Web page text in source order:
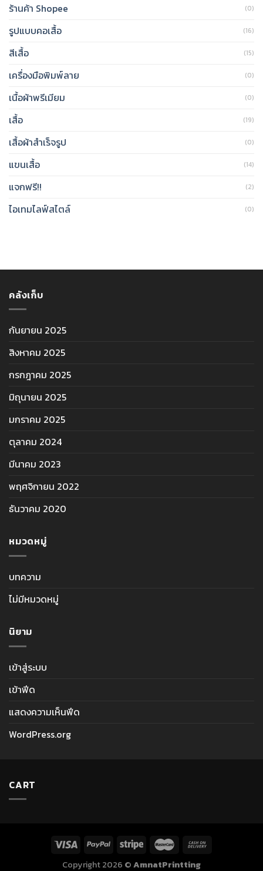
ร้านค้า Shopee (0)
รูปแบบคอเสื้อ (16)
สีเสื้อ (15)
เครื่องมือพิมพ์ลาย (0)
เนื้อผ้าพรีเมียม (0)
เสื้อ (19)
เสื้อผ้าสำเร็จรูป (0)
แขนเสื้อ (14)
แจกฟรี!! (2)
ไอเทมไลฟ์สไตล์ (0)
คลังเก็บ
กันยายน 2025
สิงหาคม 2025
กรกฎาคม 2025
มิถุนายน 2025
มกราคม 2025
ตุลาคม 2024
มีนาคม 2023
พฤศจิกายน 2022
ธันวาคม 2020
หมวดหมู่
บทความ
ไม่มีหมวดหมู่
นิยาม
เข้าสู่ระบบ
เข้าฟีด
แสดงความเห็นฟีด
WordPress.org
CART
Copyright 2026 ©AmnatPrintting